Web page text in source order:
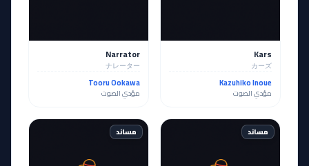
Kars
カーズ
Kazuhiko Inoue
مؤدي الصوت
Narrator
ナレーター
Tooru Ookawa
مؤدي الصوت
مساند مساند